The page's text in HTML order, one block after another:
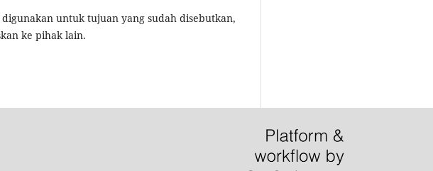
untuk tujuan yang sudah disebutkan,
ke pihak lain.